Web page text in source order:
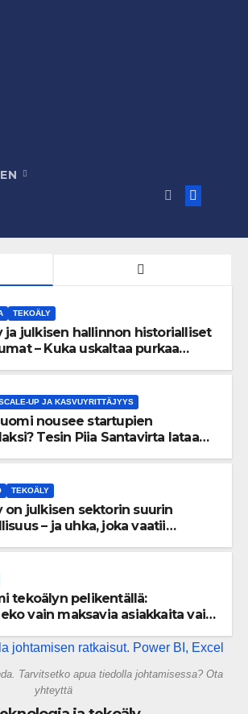
TEKOÄLY
ja julkisen hallinnon historialliset
– Kuka uskaltaa purkaa
UP JA KASVUYRITTÄJYYS
nousee startupien
Tesin Piia Santavirta lataa
TEKOÄLY
on julkisen sektorin suurin
– ja uhka, joka vaatii
tekoälyn pelikentällä:
vain maksavia asiakkaita vai
Tarvitsetko apua tiedolla johtamisessa? Ota
yhteyttä